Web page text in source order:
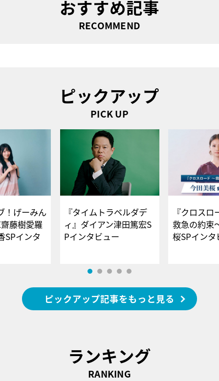
おすすめ記事
RECOMMEND
ピックアップ
PICK UP
！げーみん
藤樹愛羅
SPインタ
『タイムトラベルダデ
ィ』ダイアン津田篤宏S
Pインタビュー
『クロス
救急の約束
桜SPイ
ピックアップ記事をもっと見る
ランキング
RANKING